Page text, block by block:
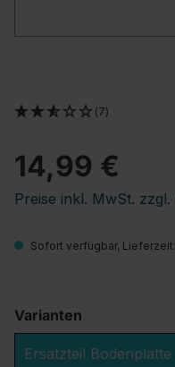
14,99 €
Preise inkl. MwSt.
(7)
Sofort verfügbar,
Varianten
Ersatzteil